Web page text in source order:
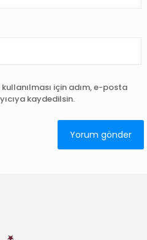
için adım, e-posta
kaydedilsin.